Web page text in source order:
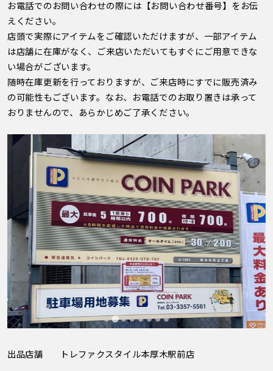
お電話でのお問い合わせの際には【お問い合わせ番号】をお伝
えください。
店頭で実際にアイテムをご確認いただけますが、一部アイテム
は店舗に在庫がなく、ご来店いただいてもすぐにご用意できな
い場合がございます。
随時在庫更新を行っておりますが、ご来店時にすでに販売済み
の可能性もございます。なお、お電話でのお取り置きは承って
おりませんので、あらかじめご了承ください。
出品店舗
トレファクスタイル本厚木駅前店